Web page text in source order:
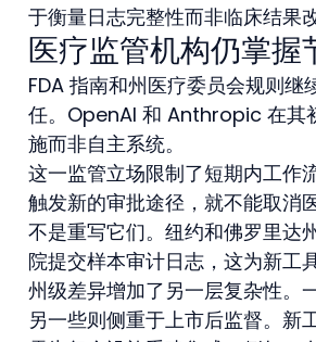
于衡量日志完整性而非临床结果改
医疗监管机构仍掌握
FDA 指南和州医疗委员会规则
任。OpenAI 和 Anthropic 在其
施而非自主系统。
这一监管立场限制了短期内工作
触发新的审批途径，就不能取消
不是重写它们。纽约和佛罗里达
院提交样本审计日志，这为新工
州级差异增加了另一层复杂性。
另一些则侧重于上市后监督。新